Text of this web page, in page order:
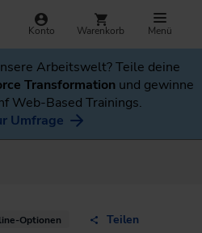
Konto Warenkorb Menü
Arbeitswelt? Teile deine
Transformation und gewinne
Web-Based Trainings.
Umfrage
Optionen Teilen